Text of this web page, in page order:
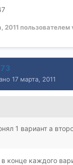
2011 пользователем
17 марта, 2011
1 вариант а
конце каждого